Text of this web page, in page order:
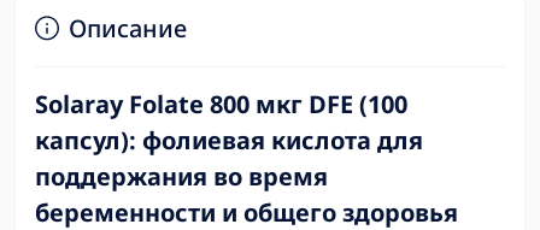
Описание
Solaray Folate 800 мкг DFE (100
капсул): фолиевая кислота для
поддержания во время
беременности и общего здоровья